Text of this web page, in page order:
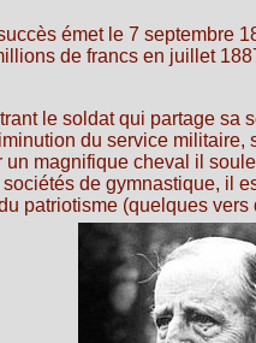
émet le 7 septembre
de francs en juillet
le soldat qui partage sa
du service militaire,
un magnifique cheval il
de gymnastique, il
patriotisme (quelques vers